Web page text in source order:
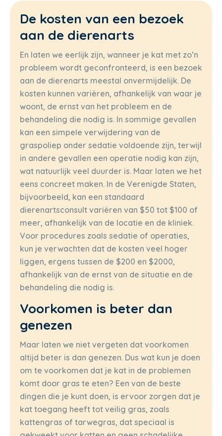
De kosten van een bezoek
aan de dierenarts
En laten we eerlijk zijn, wanneer je kat met zo’n
probleem wordt geconfronteerd, is een bezoek
aan de dierenarts meestal onvermijdelijk. De
kosten kunnen variëren, afhankelijk van waar je
woont, de ernst van het probleem en de
behandeling die nodig is. In sommige gevallen
kan een simpele verwijdering van de
graspoliep onder sedatie voldoende zijn, terwijl
in andere gevallen een operatie nodig kan zijn,
wat natuurlijk veel duurder is. Maar laten we het
eens concreet maken. In de Verenigde Staten,
bijvoorbeeld, kan een standaard
dierenartsconsult variëren van $50 tot $100 of
meer, afhankelijk van de locatie en de kliniek.
Voor procedures zoals sedatie of operaties,
kun je verwachten dat de kosten veel hoger
liggen, ergens tussen de $200 en $2000,
afhankelijk van de ernst van de situatie en de
behandeling die nodig is.
Voorkomen is beter dan
genezen
Maar laten we niet vergeten dat voorkomen
altijd beter is dan genezen. Dus wat kun je doen
om te voorkomen dat je kat in de problemen
komt door gras te eten? Een van de beste
dingen die je kunt doen, is ervoor zorgen dat je
kat toegang heeft tot veilig gras, zoals
kattengras of tarwegras, dat speciaal is